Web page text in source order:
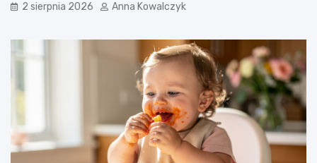
2 sierpnia 2026 Anna Kowalczyk